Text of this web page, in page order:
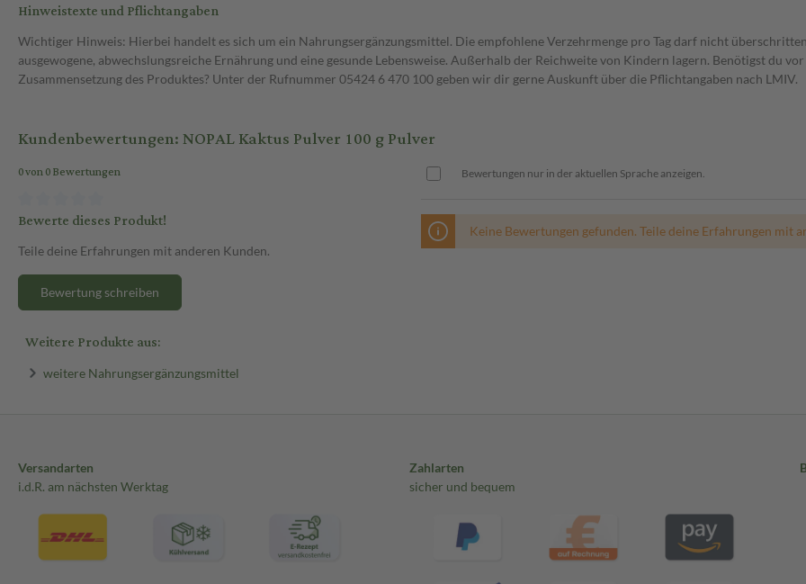
Hinweistexte und Pflichtangaben
Wichtiger Hinweis: Hierbei handelt es sich um ein Nahrungsergänzungsmittel. Die empfohlene Verzehrmenge pro Tag darf nicht
ausgewogene, abwechslungsreiche Ernährung und eine gesunde Lebensweise. Außerhalb der Reichweite von Kindern lagern. Benötigst du
Zusammensetzung des Produktes? Unter der Rufnummer 05424 6 470 100 geben wir dir gerne Auskunft über die Pflichtangaben nach LMIV.
Kundenbewertungen: NOPAL Kaktus Pulver 100 g Pulver
0 von 0 Bewertungen
Bewerte dieses Produkt!
Teile deine Erfahrungen mit anderen Kunden.
Bewertung schreiben
Bewertungen nur in der aktuellen Sprache anzeigen.
Keine Bewertungen gefunden. Teile deine Erfahrungen mit
Weitere Produkte aus:
weitere Nahrungsergänzungsmittel
Versandarten
i.d.R. am nächsten Werktag
Zahlarten
sicher und bequem